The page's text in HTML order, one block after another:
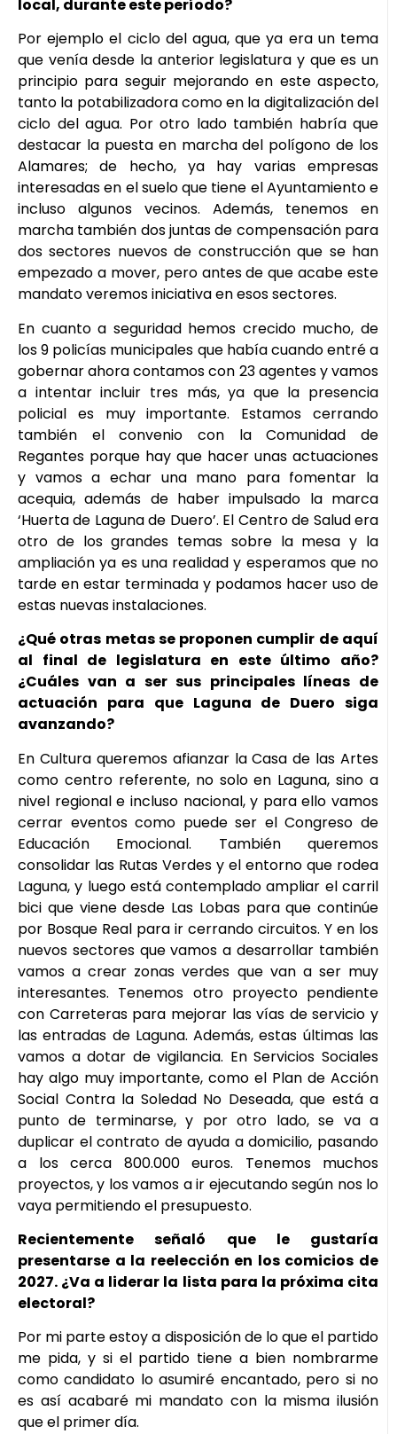
local, durante este período?
Por ejemplo el ciclo del agua, que ya era un tema
que venía desde la anterior legislatura y que es un
principio para seguir mejorando en este aspecto,
tanto la potabilizadora como en la digitalización del
ciclo del agua. Por otro lado también habría que
destacar la puesta en marcha del polígono de los
Alamares; de hecho, ya hay varias empresas
interesadas en el suelo que tiene el Ayuntamiento e
incluso algunos vecinos. Además, tenemos en
marcha también dos juntas de compensación para
dos sectores nuevos de construcción que se han
empezado a mover, pero antes de que acabe este
mandato veremos iniciativa en esos sectores.
En cuanto a seguridad hemos crecido mucho, de
los 9 policías municipales que había cuando entré a
gobernar ahora contamos con 23 agentes y vamos
a intentar incluir tres más, ya que la presencia
policial es muy importante. Estamos cerrando
también el convenio con la Comunidad de
Regantes porque hay que hacer unas actuaciones
y vamos a echar una mano para fomentar la
acequia, además de haber impulsado la marca
‘Huerta de Laguna de Duero’. El Centro de Salud era
otro de los grandes temas sobre la mesa y la
ampliación ya es una realidad y esperamos que no
tarde en estar terminada y podamos hacer uso de
estas nuevas instalaciones.
¿Qué otras metas se proponen cumplir de aquí
al final de legislatura en este último año?
¿Cuáles van a ser sus principales líneas de
actuación para que Laguna de Duero siga
avanzando?
En Cultura queremos afianzar la Casa de las Artes
como centro referente, no solo en Laguna, sino a
nivel regional e incluso nacional, y para ello vamos
cerrar eventos como puede ser el Congreso de
Educación Emocional. También queremos
consolidar las Rutas Verdes y el entorno que rodea
Laguna, y luego está contemplado ampliar el carril
bici que viene desde Las Lobas para que continúe
por Bosque Real para ir cerrando circuitos. Y en los
nuevos sectores que vamos a desarrollar también
vamos a crear zonas verdes que van a ser muy
interesantes. Tenemos otro proyecto pendiente
con Carreteras para mejorar las vías de servicio y
las entradas de Laguna. Además, estas últimas las
vamos a dotar de vigilancia. En Servicios Sociales
hay algo muy importante, como el Plan de Acción
Social Contra la Soledad No Deseada, que está a
punto de terminarse, y por otro lado, se va a
duplicar el contrato de ayuda a domicilio, pasando
a los cerca 800.000 euros. Tenemos muchos
proyectos, y los vamos a ir ejecutando según nos lo
vaya permitiendo el presupuesto.
Recientemente señaló que le gustaría
presentarse a la reelección en los comicios de
2027. ¿Va a liderar la lista para la próxima cita
electoral?
Por mi parte estoy a disposición de lo que el partido
me pida, y si el partido tiene a bien nombrarme
como candidato lo asumiré encantado, pero si no
es así acabaré mi mandato con la misma ilusión
que el primer día.